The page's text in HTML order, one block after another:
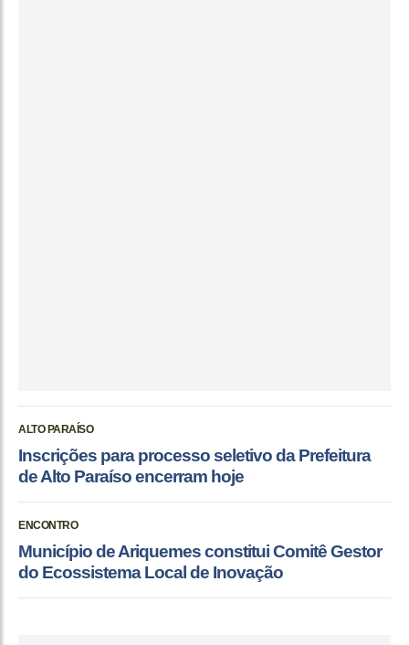
ALTO PARAÍSO
Inscrições para processo seletivo da Prefeitura
de Alto Paraíso encerram hoje
ENCONTRO
Município de Ariquemes constitui Comitê Gestor
do Ecossistema Local de Inovação